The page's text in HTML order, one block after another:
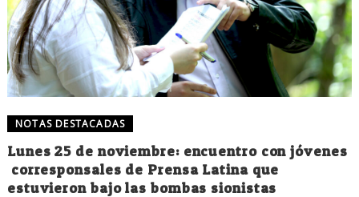
NOTAS DESTACADAS
Lunes 25 de noviembre: encuentro con jóvenes
corresponsales de Prensa Latina que
estuvieron bajo las bombas sionistas